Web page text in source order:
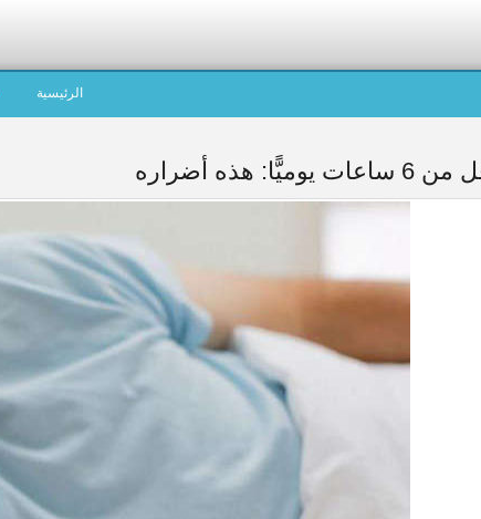
الرئيسية
أضراره